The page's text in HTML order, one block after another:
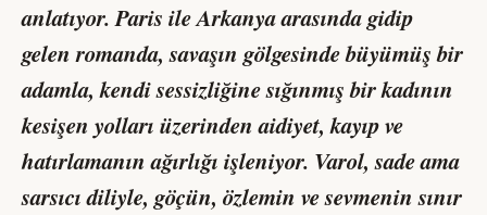
anlatıyor. Paris ile Arkanya arasında gidip
gelen romanda, savaşın gölgesinde büyümüş bir
adamla, kendi sessizliğine sığınmış bir kadının
kesişen yolları üzerinden aidiyet, kayıp ve
hatırlamanın ağırlığı işleniyor. Varol, sade ama
sarsıcı diliyle, göçün, özlemin ve sevmenin sınır